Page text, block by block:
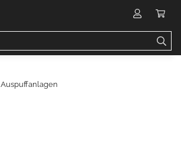
Auspuffanlagen